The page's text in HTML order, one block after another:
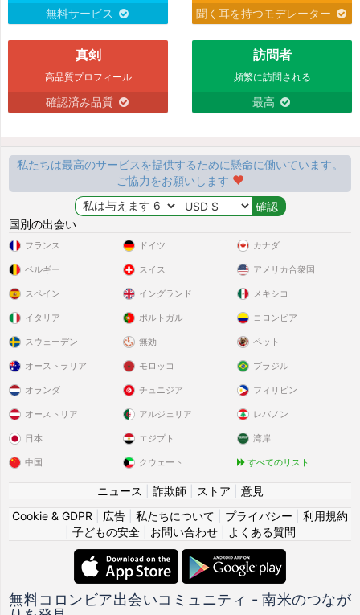
無料サービス 聞く耳を持つモデレーター
真剣
高品質プロフィール
確認済み品質
訪問者
頻繁に訪問される
最高
私たちは最高のサービスを提供するために懸命に働いています。
ご協力をお願いします
国別の出会い
フランス
ベルギー
スペイン
イタリア
スウェーデン
ドイツ
スイス
イングランド
ポルトガル
無効
カナダ
アメリカ合衆国
メキシコ
コロンビア
ペット
オーストラリア
オランダ
オーストリア
日本
中国
モロッコ
チュニジア
アルジェリア
エジプト
クウェート
ブラジル
フィリピン
レバノン
湾岸
すべてのリスト
ニュース 詐欺師 ストア
意見
Cookie & GDPR
広告 私たちについて プライバシー
利用規約
子どもの安全| お問い合わせ| よくある質問
無料コロンビア出会いコミュニティ - 南米のつなが